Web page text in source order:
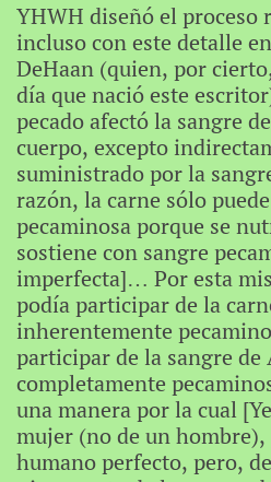
YHWH diseñó el proceso
incluso con este detalle
DeHaan (quien, por
día que nació este
pecado afectó la sangre
cuerpo, excepto
suministrado por la
razón, la carne sólo
pecaminosa porque se
sostiene con sangre
imperfecta]… Por esta
podía participar de la
inherentemente
participar de la sangre de
completamente
una manera por la cual
mujer (no de un
humano perfecto, pero,